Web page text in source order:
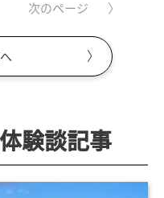
次のページ
験談記事